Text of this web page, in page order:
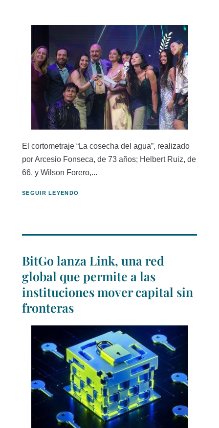
El cortometraje “La cosecha del agua”, realizado
por Arcesio Fonseca, de 73 años; Helbert Ruiz, de
66, y Wilson Forero,...
SEGUIR LEYENDO
BitGo lanza Link, una red
global que permite a las
instituciones mover capital sin
fronteras